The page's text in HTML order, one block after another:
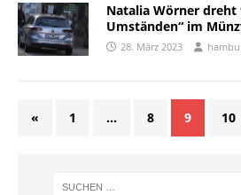
Natalia Wörner
Umständen“ im
28. März 2023
« 1 … 8 9 10